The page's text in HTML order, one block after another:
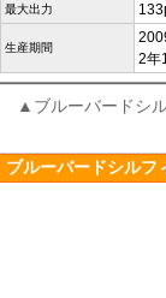
最大出力
生産期間
2年
▲ブルーバードシ
ブルーバードシルフ